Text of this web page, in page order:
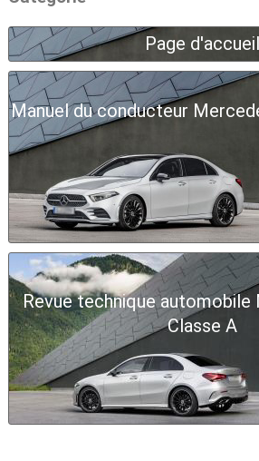
Page d'accueil
Manuel du conducteur
Revue technique automobile
Classe A